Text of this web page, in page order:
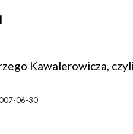
Kawalerowicza,
06-30